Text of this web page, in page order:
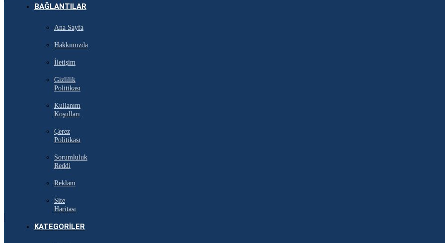
BAĞLANTILAR
Ana Sayfa
Hakkımızda
İletişim
Gizlilik
Politikası
Kullanım
Koşulları
Çerez
Politikası
Sorumluluk
Reddi
Reklam
Site
Haritası
KATEGORILER